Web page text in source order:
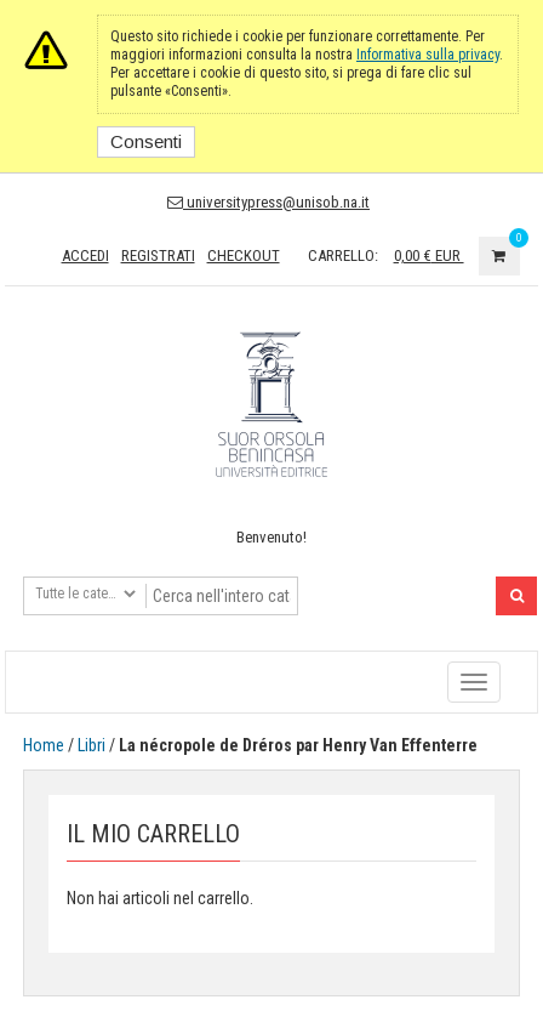
Questo sito richiede i cookie per funzionare correttamente. Per
maggiori informazioni consulta la nostra Informativa sulla privacy.
Per accettare i cookie di questo sito, si prega di fare clic sul
pulsante «Consenti».
Consenti
universitypress@unisob.na.it
ACCEDI REGISTRATI CHECKOUT CARRELLO: 0,00 € EUR
0
Benvenuto!
Toggle
navigation
Home / Libri / La nécropole de Dréros par Henry Van Effenterre
IL MIO CARRELLO
Non hai articoli nel carrello.